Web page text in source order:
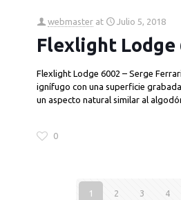
webmaster at Julio 5, 2018
Flexlight Lodge
Flexlight Lodge 6002 – Serge
ignífugo con una superficie
un aspecto natural similar al
0
1 2 3 4